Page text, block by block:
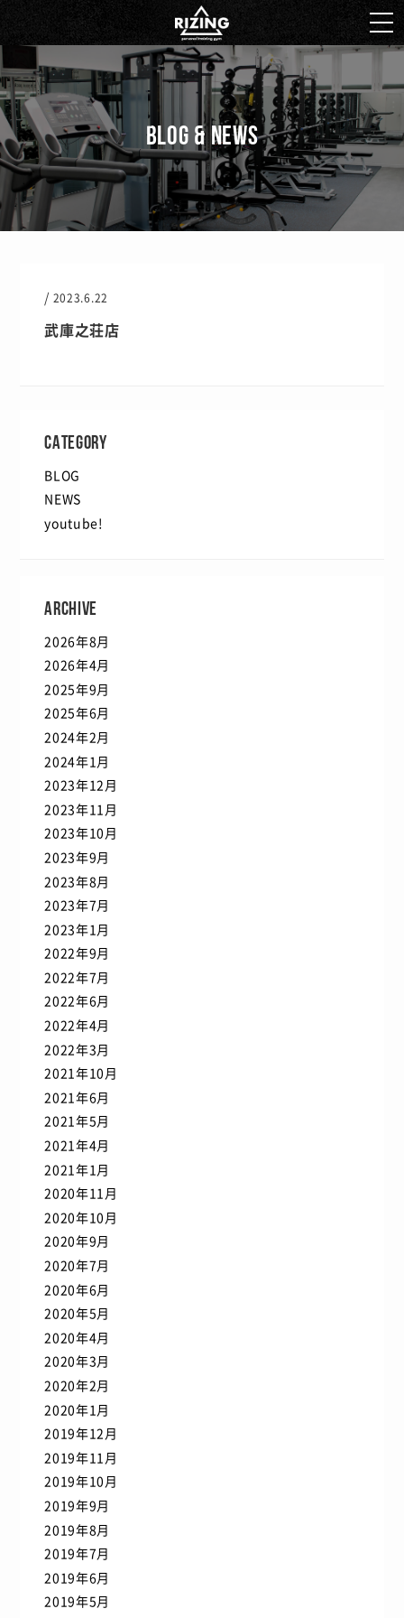
BLOG & NEWS
/ 2023.6.22
武庫之荘店
CATEGORY
BLOG
NEWS
youtube!
ARCHIVE
2026年8月
2026年4月
2025年9月
2025年6月
2024年2月
2024年1月
2023年12月
2023年11月
2023年10月
2023年9月
2023年8月
2023年7月
2023年1月
2022年9月
2022年7月
2022年6月
2022年4月
2022年3月
2021年10月
2021年6月
2021年5月
2021年4月
2021年1月
2020年11月
2020年10月
2020年9月
2020年7月
2020年6月
2020年5月
2020年4月
2020年3月
2020年2月
2020年1月
2019年12月
2019年11月
2019年10月
2019年9月
2019年8月
2019年7月
2019年6月
2019年5月